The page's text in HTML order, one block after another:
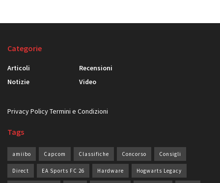
Categorie
Articoli
Notizie
Recensioni
Video
Privacy PolicyTermini e Condizioni
Tags
amiibo Capcom Classifiche Concorso Consigli
Direct EA Sports FC 26 Hardware Hogwarts Legacy